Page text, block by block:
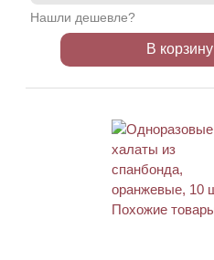
Нашли дешевле?
В корзину